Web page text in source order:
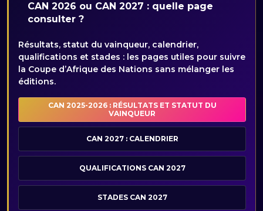
CAN 2026 ou CAN 2027 : quelle page
consulter ?
Résultats, statut du vainqueur, calendrier,
qualifications et stades : les pages utiles pour suivre
la Coupe d’Afrique des Nations sans mélanger les
éditions.
CAN 2025-2026 : RÉSULTATS ET STATUT DU
VAINQUEUR
CAN 2027 : CALENDRIER
QUALIFICATIONS CAN 2027
STADES CAN 2027